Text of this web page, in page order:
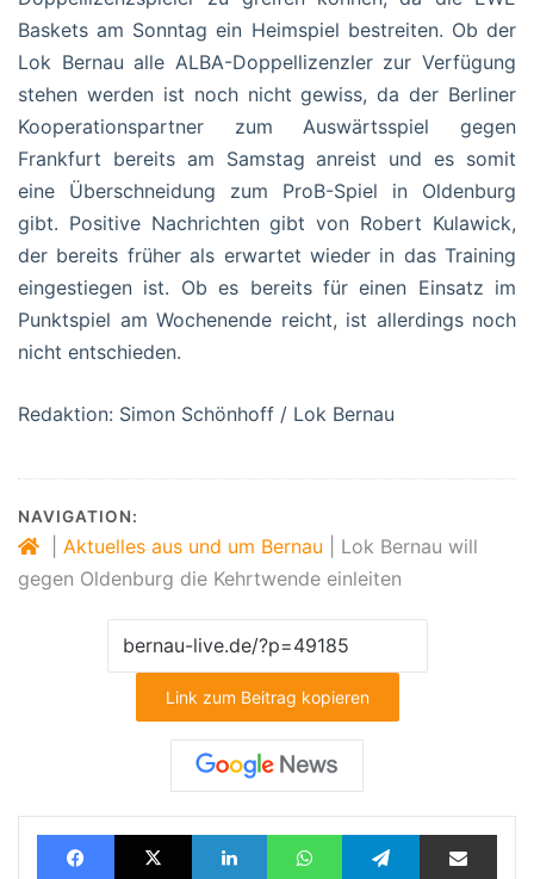
Baskets am Sonntag ein Heimspiel bestreiten. Ob der
Lok Bernau alle ALBA-Doppellizenzler zur Verfügung
stehen werden ist noch nicht gewiss, da der Berliner
Kooperationspartner zum Auswärtsspiel gegen
Frankfurt bereits am Samstag anreist und es somit
eine Überschneidung zum ProB-Spiel in Oldenburg
gibt. Positive Nachrichten gibt von Robert Kulawick,
der bereits früher als erwartet wieder in das Training
eingestiegen ist. Ob es bereits für einen Einsatz im
Punktspiel am Wochenende reicht, ist allerdings noch
nicht entschieden.
Redaktion: Simon Schönhoff / Lok Bernau
NAVIGATION:
Aktuelles aus und um Bernau
Lok Bernau will
gegen Oldenburg die Kehrtwende einleiten
Link zum Beitrag kopieren
FacebookX LinkedInWhatsAppTelegramTeilen via E-Mail